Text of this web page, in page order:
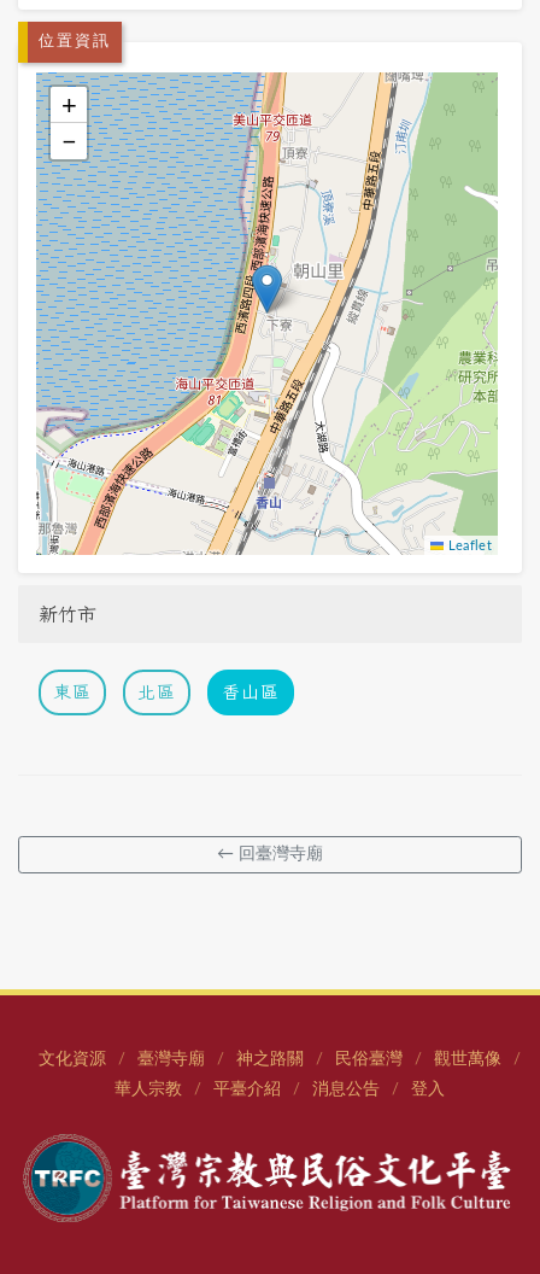
位置資訊
+
−
Leaflet
新竹市
東區 北區 香山區
← 回臺灣寺廟
文化資源 / 臺灣寺廟 / 神之路關 / 民俗臺灣 / 觀世萬像 /
華人宗教 / 平臺介紹 / 消息公告 / 登入